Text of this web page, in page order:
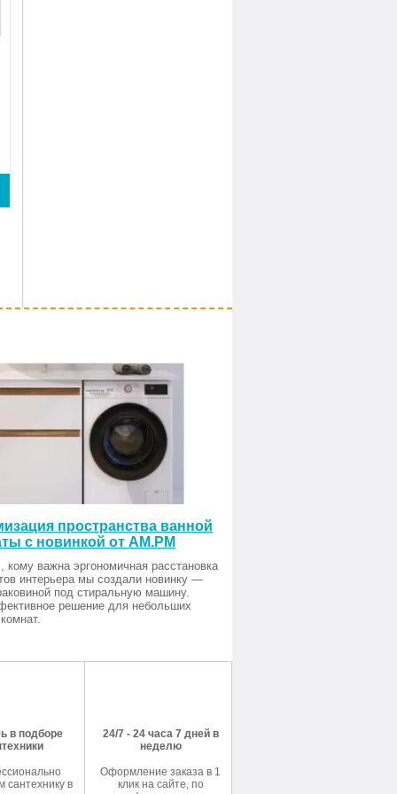
пространства ванной
с новинкой от AM.PM
кому важна эргономичная расстановка
интерьера мы создали новинку —
под стиральную машину.
решение для небольших
в подборе
сантехнику в
24/7 - 24 часа 7 дней в
неделю
Оформление заказа в 1
клик на сайте, по